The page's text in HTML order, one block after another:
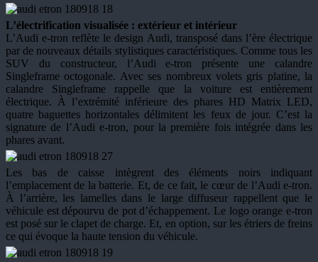
L’électrification visualisée : extérieur et intérieur
L’Audi e-tron reflète le design Audi, transposé dans l’ère électrique
par de nouveaux détails stylistiques caractéristiques. Comme tous les
SUV du constructeur, l’Audi e-tron présente une calandre
Singleframe octogonale. Avec ses nombreux volets gris platine, la
calandre Singleframe rappelle que la voiture est entièrement
électrique. À l’extrémité inférieure des phares HD Matrix LED,
quatre baguettes horizontales délimitent les feux de jour. C’est la
signature de l’Audi e-tron, pour la première fois intégrée dans les
phares avant.
Les bas de caisse intègrent des éléments noirs indiquant
l’emplacement de la batterie. Et, de ce fait, le cœur de l’Audi e-tron.
À l’arrière, les lamelles dans le large diffuseur rappellent que le
véhicule est dépourvu de pot d’échappement. Le logo orange e-tron
est posé sur le clapet de charge. Et, en option, sur les étriers de freins
ce qui évoque la haute tension du véhicule.